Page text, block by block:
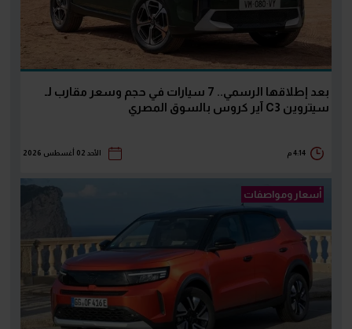
بعد إطلاقها الرسمي.. 7 سيارات في حجم وسعر مقارب لـ
سيتروين C3 آير كروس بالسوق المصري
4:14 م الأحد 02 أغسطس 2026
أسعار ومواصفات